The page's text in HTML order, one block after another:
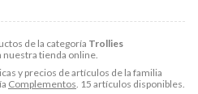
de la categoría Trollies
tienda online.
y precios de artículos de la familia
Complementos . 15 artículos disponibles.